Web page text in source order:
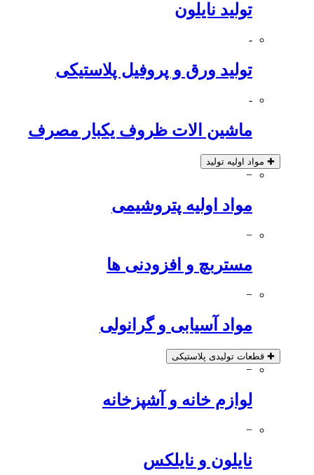
تولید نایلون
-
تولید ورق و پروفیل پلاستیکی
-
ماشین الات ظروف یکبار مصرف
✚ مواد اولیه تولید
−
مواد اولیه پتروشیمی
−
مستربچ و افزودنی ها
−
مواد آسیابی و گرانولی
✚ قطعات تولیدی پلاستیکی
−
لوازم خانه و آشپزخانه
−
نایلون و نایلکس